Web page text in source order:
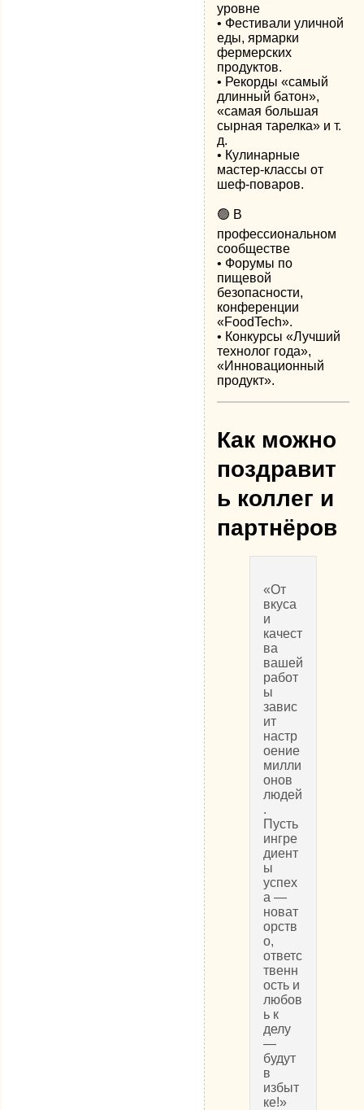
уровне
• Фестивали уличной
еды, ярмарки
фермерских
продуктов.
• Рекорды «самый
длинный батон»,
«самая большая
сырная тарелка» и т.
д.
• Кулинарные
мастер-классы от
шеф-поваров.
🟢 В
профессиональном
сообществе
• Форумы по
пищевой
безопасности,
конференции
«FoodTech».
• Конкурсы «Лучший
технолог года»,
«Инновационный
продукт».
Как можно
поздравит
ь коллег и
партнёров
«От
вкуса
и
качест
ва
вашей
работ
ы
завис
ит
настр
оение
милли
онов
людей
.
Пусть
ингре
диент
ы
успех
а —
новат
орств
о,
ответс
твенн
ость и
любов
ь к
делу
—
будут
в
избыт
ке!»